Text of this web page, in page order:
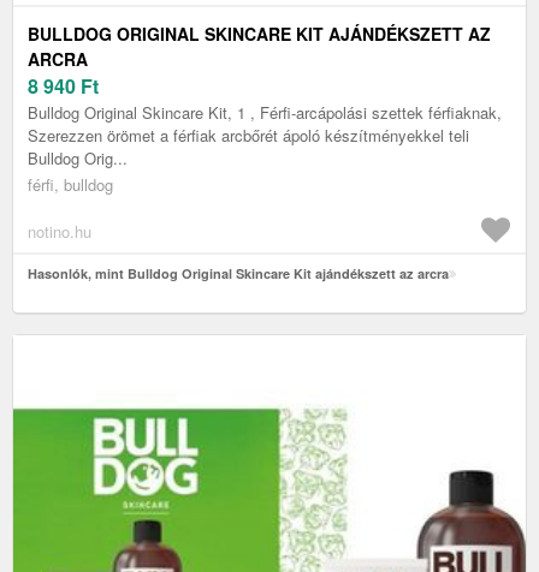
BULLDOG ORIGINAL SKINCARE KIT AJÁNDÉKSZETT AZ
ARCRA
8 940 Ft
Bulldog Original Skincare Kit, 1 , Férfi-arcápolási szettek férfiaknak,
Szerezzen örömet a férfiak arcbőrét ápoló készítményekkel teli
Bulldog Orig...
férfi, bulldog
notino.hu
Hasonlók, mint Bulldog Original Skincare Kit ajándékszett az arcra